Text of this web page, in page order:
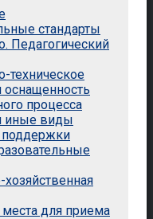
стандарты
Педагогический
техническое
оснащенность
процесса
иные виды
поддержки
для приема